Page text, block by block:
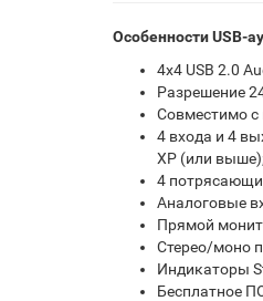
Особенности USB-
4x4 USB 2.0
Разрешение
Совместимо с
4 входа и 4
XP (или
4
Аналоговые
Прямой
Стерео/моно
Индикаторы
Бесплатное